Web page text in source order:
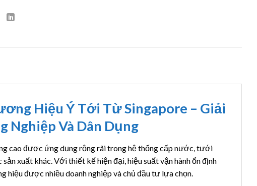
Hiệu Ý Tới Từ Singapore – Giải
Nghiệp Và Dân Dụng
cao được ứng dụng rộng rãi trong hệ thống cấp nước, tưới
xuất khác. Với thiết kế hiện đại, hiệu suất vận hành ổn định
hiệu được nhiều doanh nghiệp và chủ đầu tư lựa chọn.